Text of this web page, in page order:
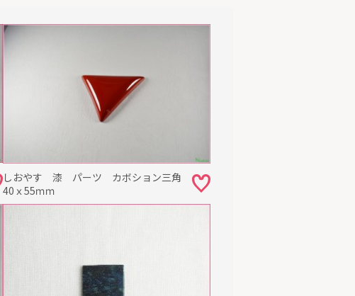
しおやす 漆 パーツ カボション三角
40ｘ55ｍｍ